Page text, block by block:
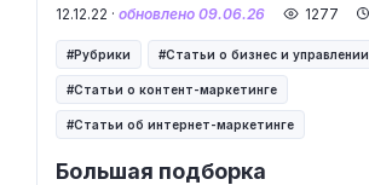
Большая подборка
12.12.22 · обновлено 09.06.26 1277
Рубрики Статьи о бизнес и управлении
Статьи о контент-маркетинге
Статьи об интернет-маркетинге